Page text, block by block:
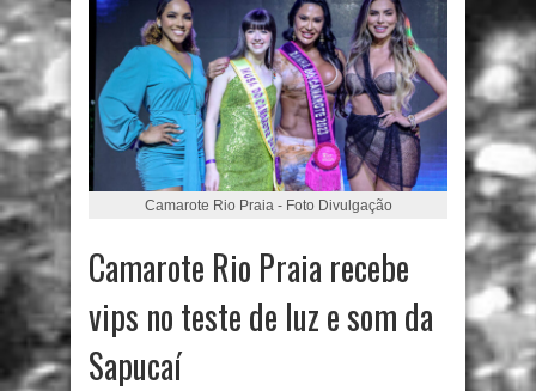
Camarote Rio Praia - Foto Divulgação
Camarote Rio Praia recebe
vips no teste de luz e som da
Sapucaí